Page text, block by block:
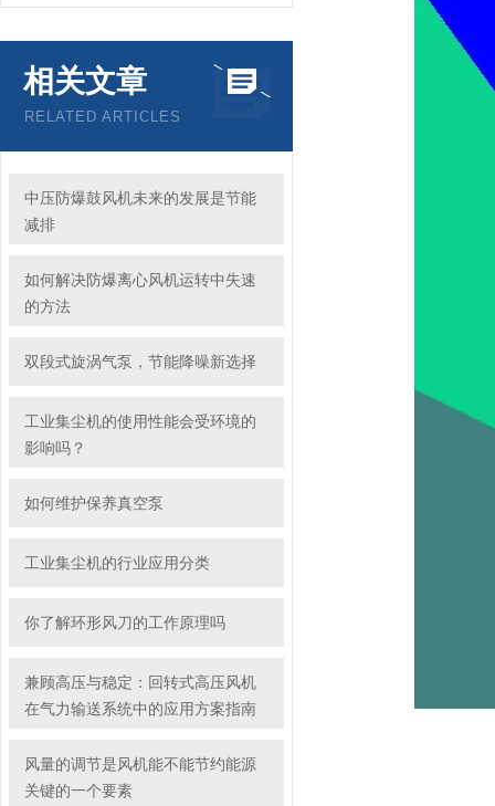
相关文章
RELATED ARTICLES
中压防爆鼓风机未来的发展是节能
减排
如何解决防爆离心风机运转中失速
的方法
双段式旋涡气泵，节能降噪新选择
工业集尘机的使用性能会受环境的
影响吗？
如何维护保养真空泵
工业集尘机的行业应用分类
你了解环形风刀的工作原理吗
兼顾高压与稳定：回转式高压风机
在气力输送系统中的应用方案指南
风量的调节是风机能不能节约能源
关键的一个要素